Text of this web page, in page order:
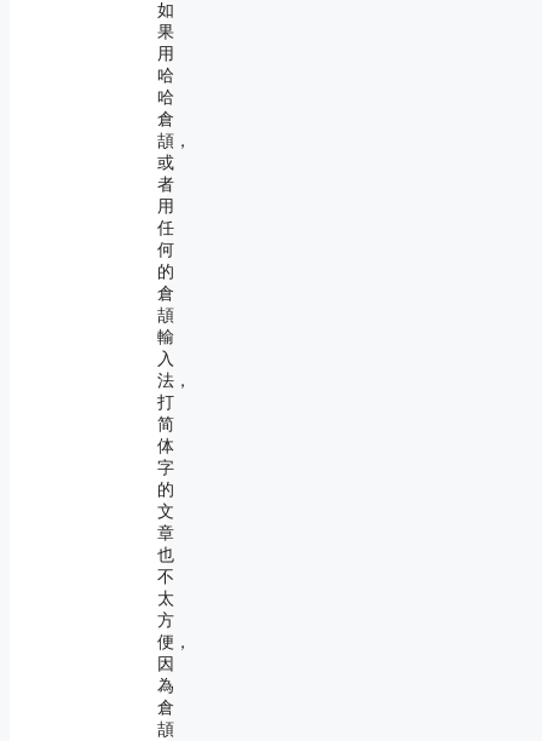
如
果
用
哈
哈
倉
頡，
或
者
用
任
何
的
倉
頡
輸
入
法，
打
简
体
字
的
文
章
也
不
太
方
便，
因
為
倉
頡